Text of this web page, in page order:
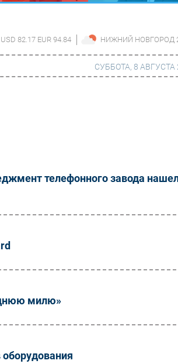
USD 82.17 EUR 94.84 НИЖНИЙ НОВГОРОД
СУББОТА, 8 АВГУСТА
телефонного завода
милю»